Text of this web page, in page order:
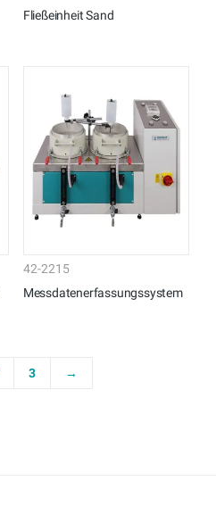
Fließeinheit Sand
42-2215
Messdatenerfassungssystem
3 →